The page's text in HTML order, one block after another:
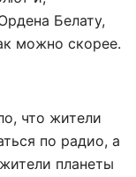
Белату,
можно скорее.
что жители
по радио, а
планеты